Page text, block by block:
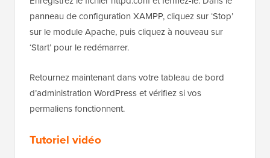
panneau de configuration XAMPP, cliquez sur ‘Stop’
sur le module Apache, puis cliquez à nouveau sur
‘Start’ pour le redémarrer.
Retournez maintenant dans votre tableau de bord
d’administration WordPress et vérifiez si vos
permaliens fonctionnent.
Tutoriel vidéo